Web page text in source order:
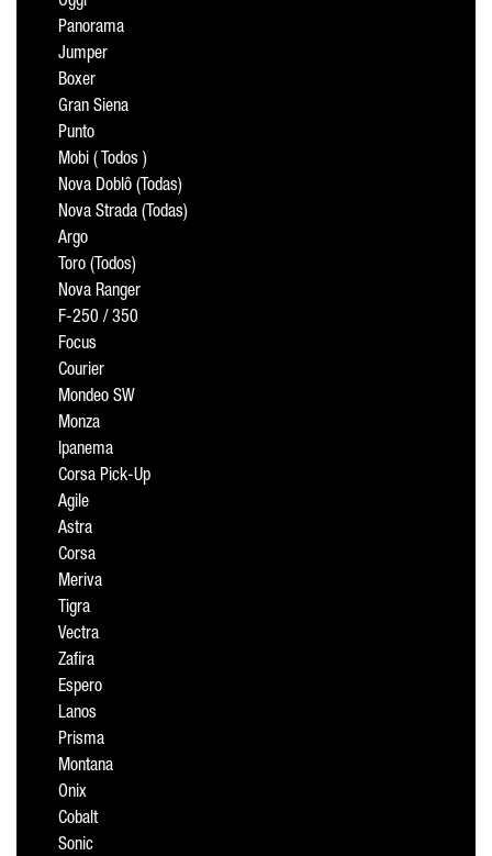
Panorama
Jumper
Boxer
Gran Siena
Punto
Mobi ( Todos )
Nova Doblô (Todas)
Nova Strada (Todas)
Argo
Toro (Todos)
Nova Ranger
F-250 / 350
Focus
Courier
Mondeo SW
Monza
Ipanema
Corsa Pick-Up
Agile
Astra
Corsa
Meriva
Tigra
Vectra
Zafira
Espero
Lanos
Prisma
Montana
Onix
Cobalt
Sonic